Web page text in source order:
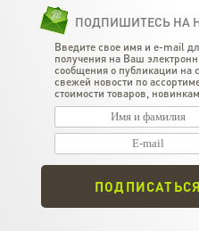
ПОДПИШИТЕСЬ НА
Введите свое имя и e-mail
получения на Ваш
сообщения о публикации на
свежей новости по
стоимости товаров,
ПОДПИСАТЬСЯ